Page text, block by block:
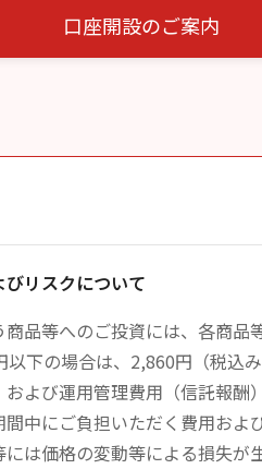
口座開設のご案内
リスクについて
商品等へのご投資には、各商
以下の場合は、2,860円（税込
よび運用管理費用（信託報
中にご負担いただく費用およ
には価格の変動等による損失